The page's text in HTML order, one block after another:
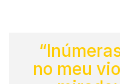
no meu